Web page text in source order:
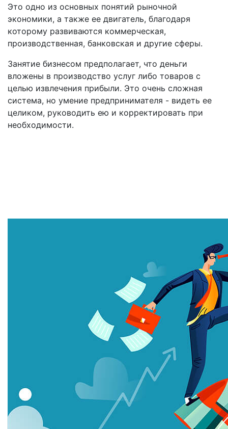
Это одно из основных понятий рыночной
экономики, а также ее двигатель, благодаря
которому развиваются коммерческая,
производственная, банковская и другие сферы.
Занятие бизнесом предполагает, что деньги
вложены в производство услуг либо товаров с
целью извлечения прибыли. Это очень сложная
система, но умение предпринимателя - видеть ее
целиком, руководить ею и корректировать при
необходимости.